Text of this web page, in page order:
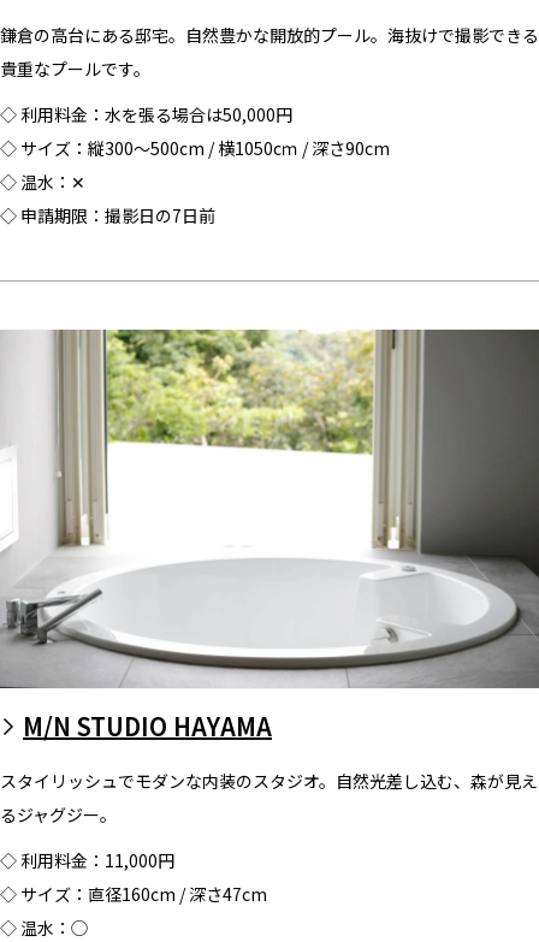
鎌倉の高台にある邸宅。自然豊かな開放的プール。海抜けで撮影できる
貴重なプールです。
◇ 利用料金：水を張る場合は50,000円
◇ サイズ：縦300〜500cm / 横1050cｍ / 深さ90cm
◇ 温水：✕
◇ 申請期限：撮影日の7日前
M/N STUDIO HAYAMA
スタイリッシュでモダンな内装のスタジオ。自然光差し込む、森が見え
るジャグジー。
◇ 利用料金：11,000円
◇ サイズ：直径160cm / 深さ47cm
◇ 温水：◯